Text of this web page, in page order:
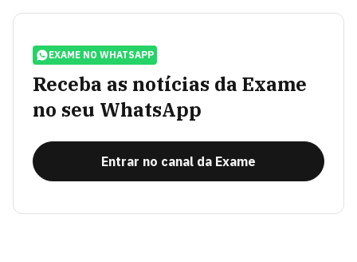
EXAME NO WHATSAPP
Receba as notícias da Exame
no seu WhatsApp
Entrar no canal da Exame